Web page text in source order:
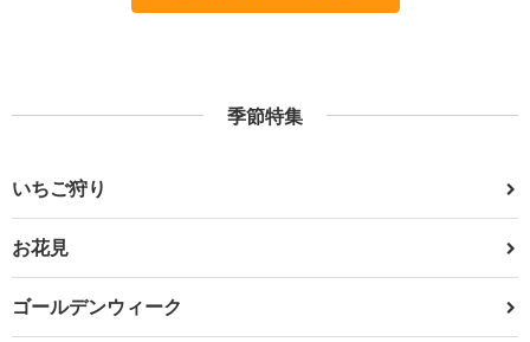
季節特集
いちご狩り
お花見
ゴールデンウィーク